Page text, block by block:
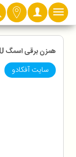
دسته بندی
همزن برقی اسمگ SMF03PGEU با ضمانت اصالت و سلامت کالا
سایت آفکادو